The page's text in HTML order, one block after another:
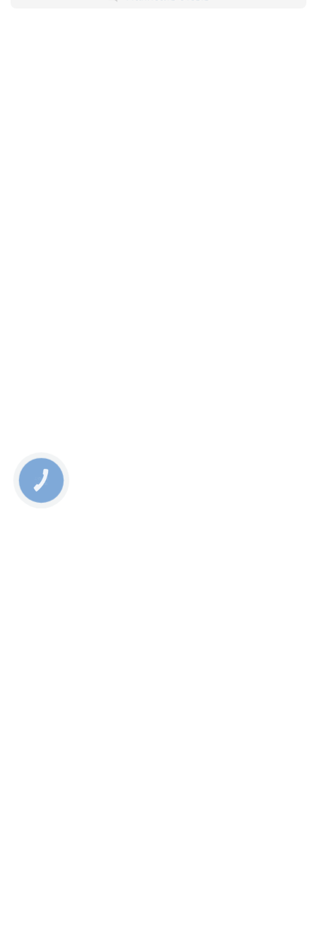
КНОПКА
ЗВ'ЯЗКУ